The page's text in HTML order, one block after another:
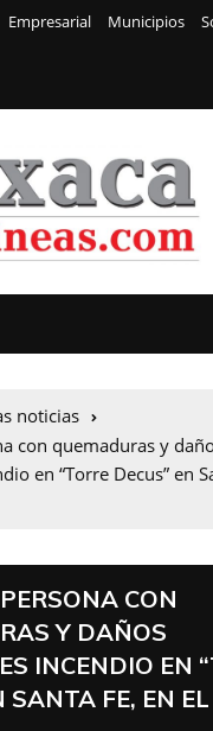
Empresarial Municipios
noticias
con quemaduras y
en “Torre Decus” en
CON
Y DAÑOS
INCENDIO EN
SANTA FE, EN